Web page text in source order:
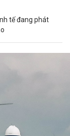
tế đang phát